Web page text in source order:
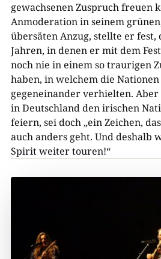
gewachsenen Zuspruch freuen
Anmoderation in seinem
übersäten Anzug, stellte er fest,
Jahren, in denen er mit dem
noch nie in einem so traurigen
haben, in welchem die
gegeneinander verhielten. Aber
in Deutschland den irischen
feiern, sei doch „ein Zeichen,
auch anders geht. Und deshalb
Spirit weiter touren!“